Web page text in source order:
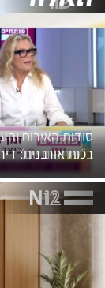
ב״פותחים יום״
רכות אורבנית: